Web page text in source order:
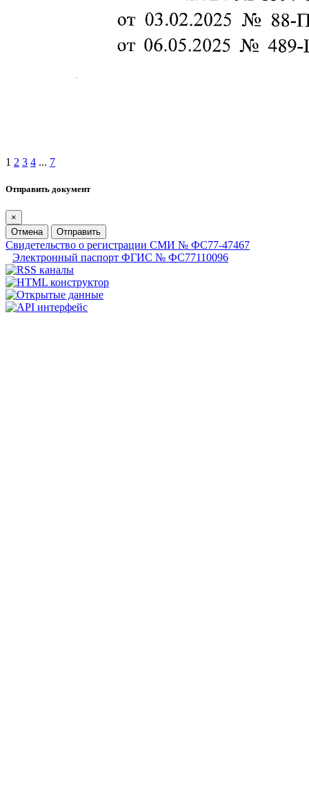
1 2 3 4 ... 7
Отправить документ
×
Отмена
Отправить
Свидетельство о регистрации СМИ № ФС77-47467
Электронный паспорт ФГИС № ФС77110096